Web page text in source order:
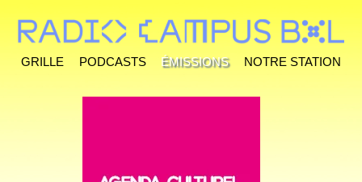
Grille Podcasts Émissions Notre station